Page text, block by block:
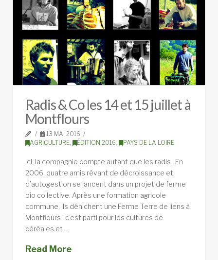
Radis & Co les 14 et 15 juillet à
Montflours
13 MAI 2016
AGRICULTURE, ÉDITION 2016, PAYS DE LA LOIRE
Ici, la compagnie compte autant que les radis ! En
2006, quatre amis rêvant de décroissance et
d’autogestion se lancent dans un projet de ferme
bio collective. Après une formation agricole
commune, ils dénichent une Ferme Terre de liens à
Montflours : c’est parti pour les cultures de
céréales et …
Read More